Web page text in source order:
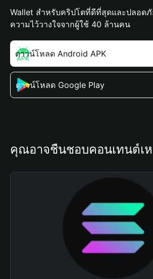
Wallet สำหรับคริปโตที่ดีที่สุดและปลอด
ความไว้วางใจจากผู้ใช้ 40 ล้านคน
ดาวน์โหลด Android APK
ดาวน์โหลด Google Play
คุณอาจชื่นชอบคอนเทนต์เ